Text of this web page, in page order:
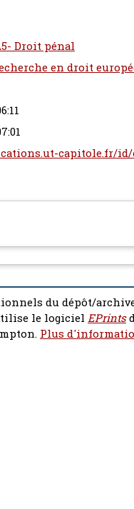
Droit pénal
en droit
capitole.fr/id/
du dépôt/
le logiciel EPrints
Plus